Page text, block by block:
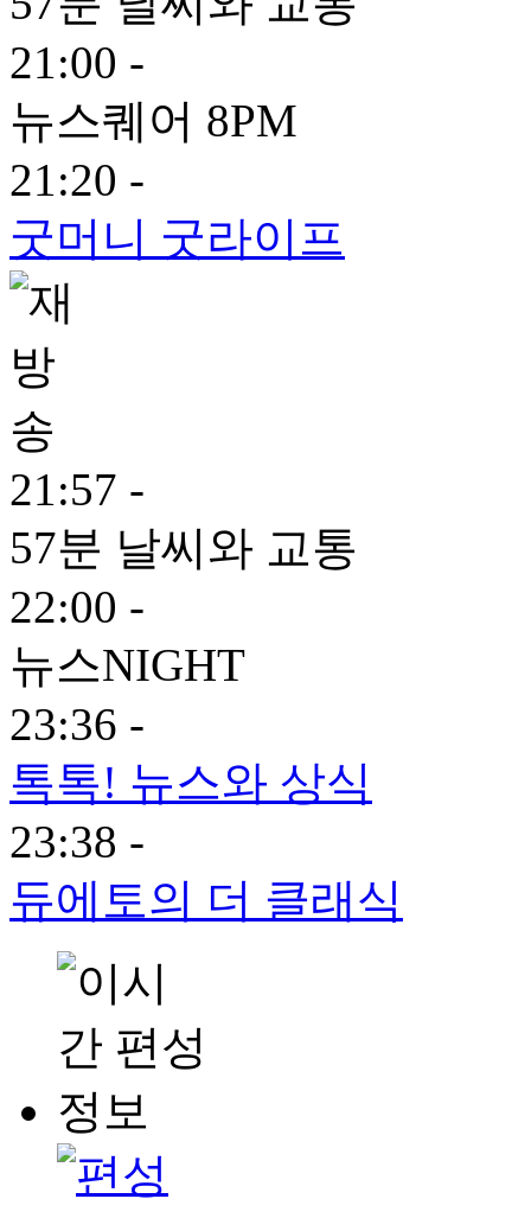
21:00 -
뉴스퀘어 8PM
21:20 -
굿머니 굿라이프
21:57 -
57분 날씨와 교통
22:00 -
뉴스NIGHT
23:36 -
톡톡! 뉴스와 상식
23:38 -
듀에토의 더 클래식